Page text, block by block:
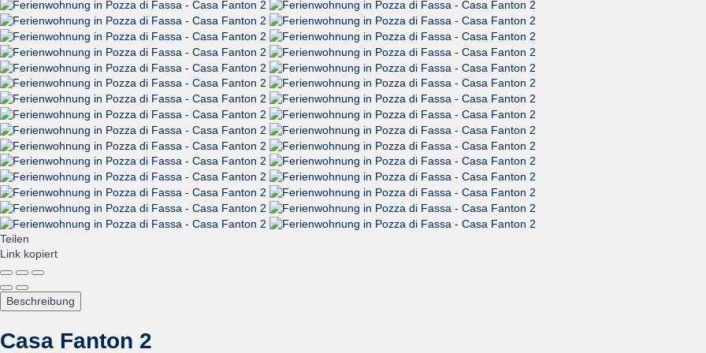
Teilen
Link kopiert
Beschreibung
Casa Fanton 2